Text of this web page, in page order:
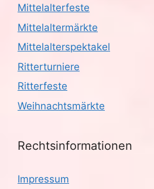
Mittelalterfeste
Mittelaltermärkte
Mittelalterspektakel
Ritterturniere
Ritterfeste
Weihnachtsmärkte
Rechtsinformationen
Impressum